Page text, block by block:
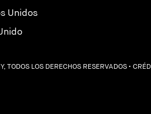
Unidos
TODOS LOS DERECHOS RESERVADOS •